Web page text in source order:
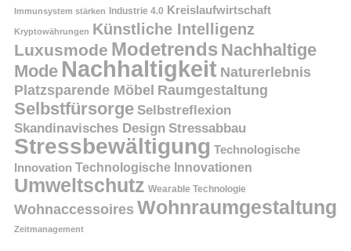
Immunsystem stärken Industrie 4.0 Kreislaufwirtschaft
Kryptowährungen Künstliche Intelligenz
Luxusmode Modetrends Nachhaltige
Mode Nachhaltigkeit Naturerlebnis
Platzsparende Möbel Raumgestaltung
Selbstfürsorge Selbstreflexion
Skandinavisches Design Stressabbau
Stressbewältigung Technologische
Innovation Technologische Innovationen
Umweltschutz Wearable Technologie
Wohnaccessoires Wohnraumgestaltung
Zeitmanagement